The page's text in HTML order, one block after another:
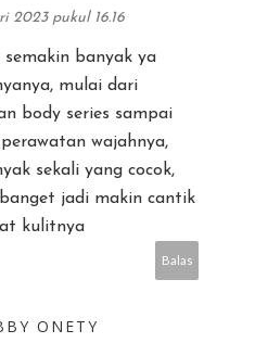
2023 pukul 16.16
semakin banyak ya
mulai dari
body series sampai
wajahnya,
sekali yang cocok,
jadi makin cantik
kulitnya
Balas
ONETY